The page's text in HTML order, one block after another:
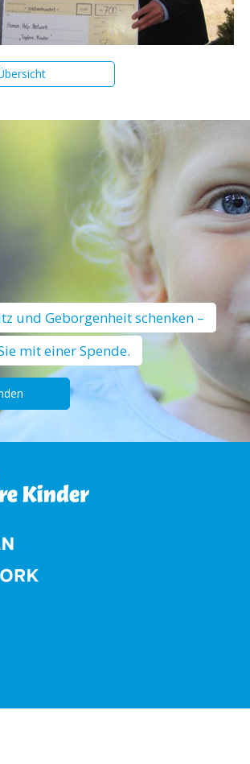
und Geborgenheit schenken –
mit einer Spende.